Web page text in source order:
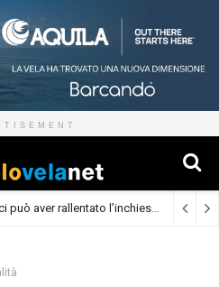
Bayesian, la carenza di giudici può aver rallentato l’inchiesta (Cronaca)